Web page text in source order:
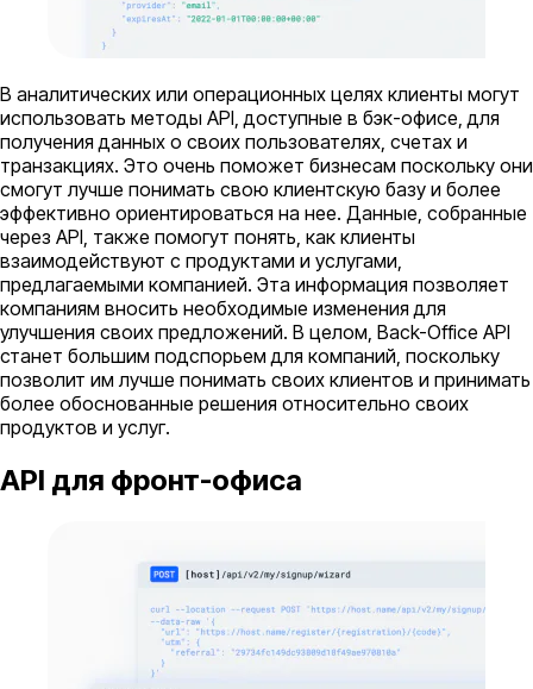
В аналитических или операционных целях клиенты могут
использовать методы API, доступные в бэк-офисе, для
получения данных о своих пользователях, счетах и
транзакциях. Это очень поможет бизнесам поскольку они
смогут лучше понимать свою клиентскую базу и более
эффективно ориентироваться на нее. Данные, собранные
через API, также помогут понять, как клиенты
взаимодействуют с продуктами и услугами,
предлагаемыми компанией. Эта информация позволяет
компаниям вносить необходимые изменения для
улучшения своих предложений. В целом, Back-Office API
станет большим подспорьем для компаний, поскольку
позволит им лучше понимать своих клиентов и принимать
более обоснованные решения относительно своих
продуктов и услуг.
API для фронт-офиса